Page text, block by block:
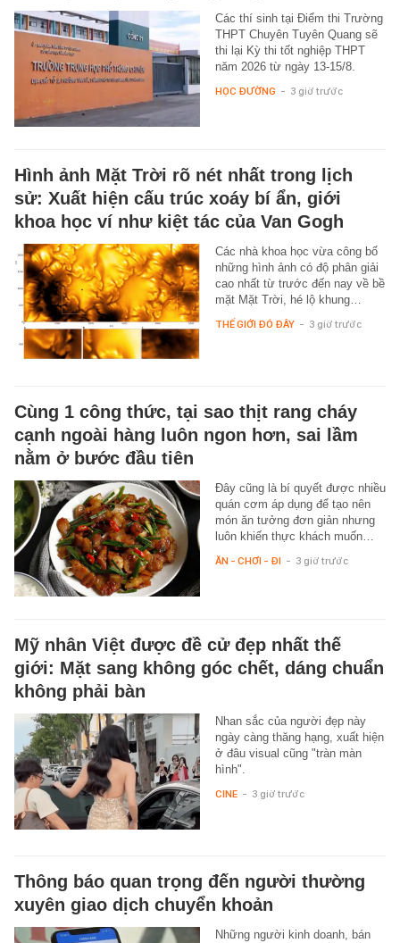
Các thí sinh tại Điểm thi Trường
THPT Chuyên Tuyên Quang sẽ
thi lại Kỳ thi tốt nghiệp THPT
năm 2026 từ ngày 13-15/8.
HỌC ĐƯỜNG - 3 giờ trước
Hình ảnh Mặt Trời rõ nét nhất trong lịch
sử: Xuất hiện cấu trúc xoáy bí ẩn, giới
khoa học ví như kiệt tác của Van Gogh
Các nhà khoa học vừa công bố
những hình ảnh có độ phân giải
cao nhất từ trước đến nay về bề
mặt Mặt Trời, hé lộ khung…
THẾ GIỚI ĐÓ ĐÂY - 3 giờ trước
Cùng 1 công thức, tại sao thịt rang cháy
cạnh ngoài hàng luôn ngon hơn, sai lầm
nằm ở bước đầu tiên
Đây cũng là bí quyết được nhiều
quán cơm áp dụng để tạo nên
món ăn tưởng đơn giản nhưng
luôn khiến thực khách muốn…
ĂN - CHƠI - ĐI - 3 giờ trước
Mỹ nhân Việt được đề cử đẹp nhất thế
giới: Mặt sang không góc chết, dáng chuẩn
không phải bàn
Nhan sắc của người đẹp này
ngày càng thăng hạng, xuất hiện
ở đâu visual cũng "tràn màn
hình".
CINE - 3 giờ trước
Thông báo quan trọng đến người thường
xuyên giao dịch chuyển khoản
Những người kinh doanh, bán